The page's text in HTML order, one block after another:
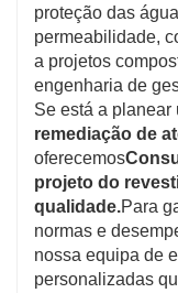
proteção das
permeabilidade,
a projetos
engenharia de
Se está a planear
remediação de
oferecemos
projeto do
qualidade.Para
normas e
nossa equipa de
personalizadas